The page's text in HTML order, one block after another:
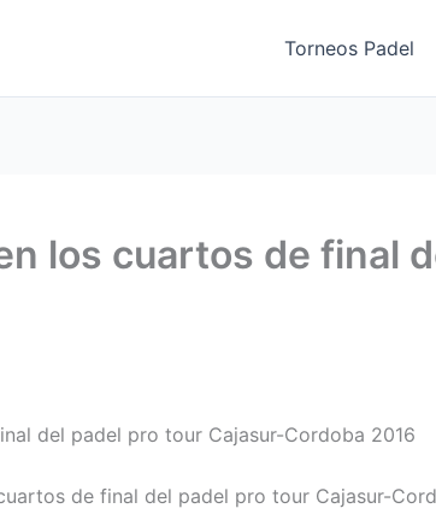
Torneos Padel
los cuartos de final
del padel pro tour Cajasur-Cordoba 2016
de final del padel pro tour Cajasur-